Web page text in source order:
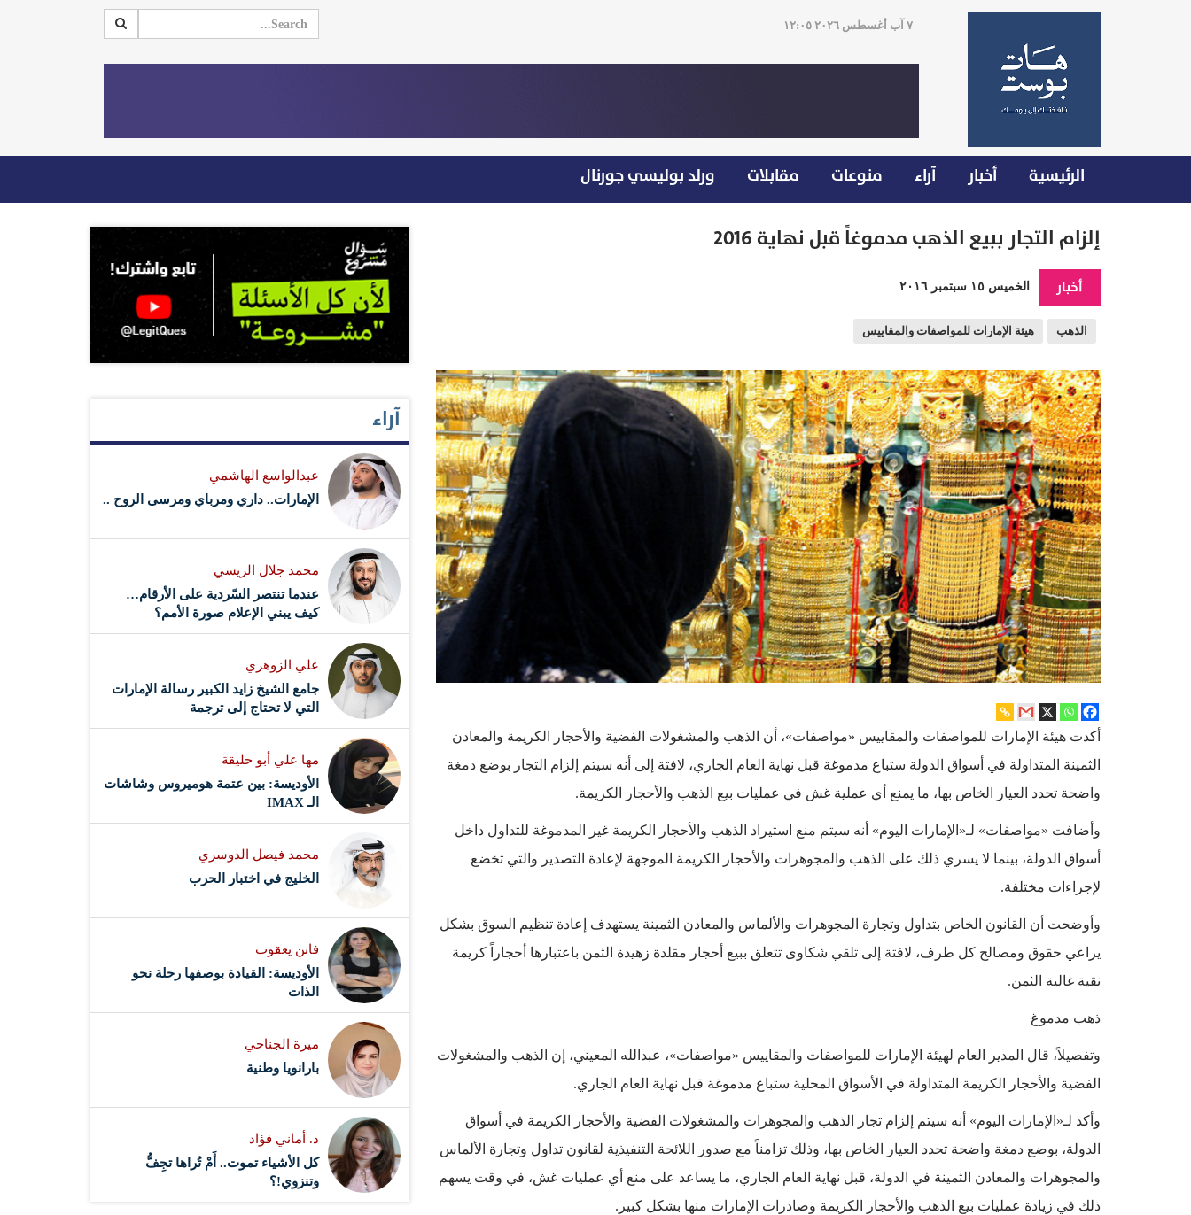
٧ آب أغسطس ٢٠٢٦ ١٢:٠٥
الرئيسية أخبار آراء منوعات مقابلات ورلد بوليسي جورنال
إلزام التجار ببيع الذهب مدموغاً قبل نهاية 2016
أخبار الخميس ١٥ سبتمبر ٢٠١٦
الذهب هيئة الإمارات للمواصفات والمقاييس
أكدت هيئة الإمارات للمواصفات والمقاييس «مواصفات»، أن الذهب والمشغولات الفضية والأحجار الكريمة والمعادن
الثمينة المتداولة في أسواق الدولة ستباع مدموغة قبل نهاية العام الجاري، لافتة إلى أنه سيتم إلزام التجار بوضع دمغة
واضحة تحدد العيار الخاص بها، ما يمنع أي عملية غش في عمليات بيع الذهب والأحجار الكريمة.
وأضافت «مواصفات» لـ«الإمارات اليوم» أنه سيتم منع استيراد الذهب والأحجار الكريمة غير المدموغة للتداول داخل
أسواق الدولة، بينما لا يسري ذلك على الذهب والمجوهرات والأحجار الكريمة الموجهة لإعادة التصدير والتي تخضع
لإجراءات مختلفة.
وأوضحت أن القانون الخاص بتداول وتجارة المجوهرات والألماس والمعادن الثمينة يستهدف إعادة تنظيم السوق بشكل
يراعي حقوق ومصالح كل طرف، لافتة إلى تلقي شكاوى تتعلق ببيع أحجار مقلدة زهيدة الثمن باعتبارها أحجاراً كريمة
نقية غالية الثمن.
ذهب مدموغ
وتفصيلاً، قال المدير العام لهيئة الإمارات للمواصفات والمقاييس «مواصفات»، عبدالله المعيني، إن الذهب والمشغولات
الفضية والأحجار الكريمة المتداولة في الأسواق المحلية ستباع مدموغة قبل نهاية العام الجاري.
وأكد لـ«الإمارات اليوم» أنه سيتم إلزام تجار الذهب والمجوهرات والمشغولات الفضية والأحجار الكريمة في أسواق
الدولة، بوضع دمغة واضحة تحدد العيار الخاص بها، وذلك تزامناً مع صدور اللائحة التنفيذية لقانون تداول وتجارة الألماس
والمجوهرات والمعادن الثمينة في الدولة، قبل نهاية العام الجاري، ما يساعد على منع أي عمليات غش، في وقت يسهم
ذلك في زيادة عمليات بيع الذهب والأحجار الكريمة وصادرات الإمارات منها بشكل كبير.
آراء
عبدالواسع الهاشمي
الإمارات.. داري ومرباي ومرسى الروح ..
محمد جلال الريسي
عندما تنتصر السّردية على الأرقام…
كيف يبني الإعلام صورة الأمم؟
علي الزوهري
جامع الشيخ زايد الكبير رسالة الإمارات
التي لا تحتاج إلى ترجمة
مها علي أبو حليقة
الأوديسة: بين عتمة هوميروس وشاشات
الـ IMAX
محمد فيصل الدوسري ​
‏الخليج في اختبار الحرب
فاتن يعقوب
الأوديسة: القيادة بوصفها رحلة نحو
الذات
ميرة الجناحي
بارانويا وطنية
د. أماني فؤاد
كل الأشياء تموت.. أَمْ تُراها تجِفُّ
وتنزوي!؟